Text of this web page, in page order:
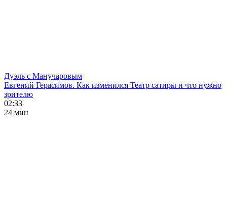
Дуэль с Манучаровым
Евгений Герасимов. Как изменился Театр сатиры и что нужно
зрителю
02:33
24 мин